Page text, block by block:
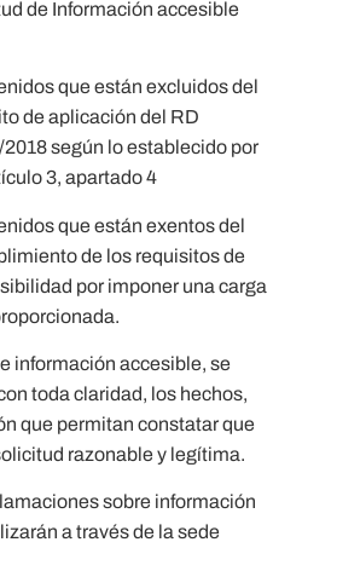
de Información accesible
que están excluidos del
de aplicación del RD
2018 según lo establecido por
3, apartado 4
que están exentos del
de los requisitos de
por imponer una carga
información accesible, se
toda claridad, los hechos,
que permitan constatar que
razonable y legítima.
sobre información
a través de la sede